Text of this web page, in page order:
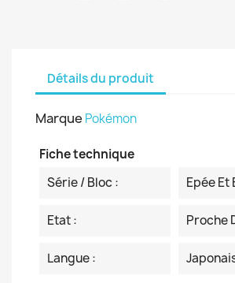
Détails du produit
Marque Pokémon
Fiche technique
Série / Bloc :
Epée Et
Etat : Proche
Langue :